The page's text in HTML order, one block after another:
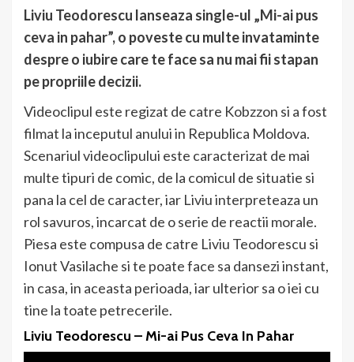
Liviu Teodorescu lanseaza single-ul „Mi-ai pus
ceva in pahar”, o poveste cu multe invataminte
despre o iubire care te face sa nu mai fii stapan
pe propriile decizii.
Videoclipul este regizat de catre Kobzzon si a fost
filmat la inceputul anului in Republica Moldova.
Scenariul videoclipului este caracterizat de mai
multe tipuri de comic, de la comicul de situatie si
pana la cel de caracter, iar Liviu interpreteaza un
rol savuros, incarcat de o serie de reactii morale.
Piesa este compusa de catre Liviu Teodorescu si
Ionut Vasilache si te poate face sa dansezi instant,
in casa, in aceasta perioada, iar ulterior sa o iei cu
tine la toate petrecerile.
Liviu Teodorescu – Mi-ai Pus Ceva In Pahar